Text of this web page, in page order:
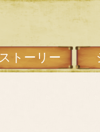
ストーリー